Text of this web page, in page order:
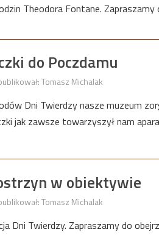
Theodora Fontane.
do Poczdamu
Tomasz Michalak
Dni Twierdzy nasze muzeum
jak zawsze towarzyszył nam
w obiektywie
Tomasz Michalak
Dni Twierdzy. Zapraszamy do